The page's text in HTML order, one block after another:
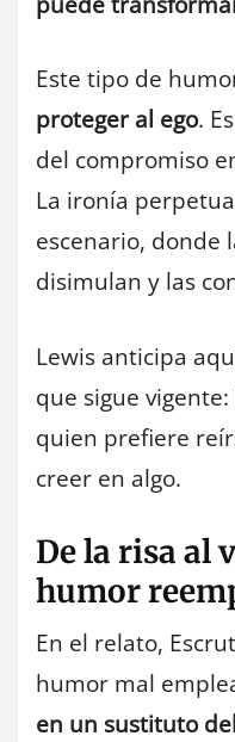
Este tipo de
proteger al ego.
del compromiso
La ironía
escenario, donde
disimulan y las
Lewis anticipa
que sigue vigente:
quien prefiere
creer en algo.
De la risa al
humor
En el relato,
humor mal
en un sustituto